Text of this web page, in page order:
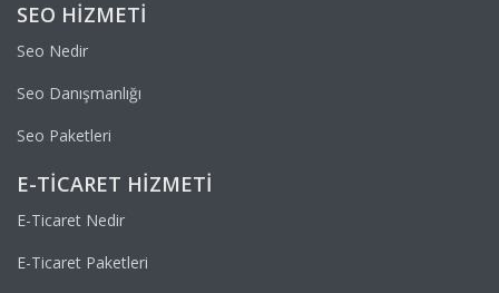
SEO HIZMETI
Seo Nedir
Seo Danışmanlığı
Seo Paketleri
E-TICARET HIZMETI
E-Ticaret Nedir
E-Ticaret Paketleri